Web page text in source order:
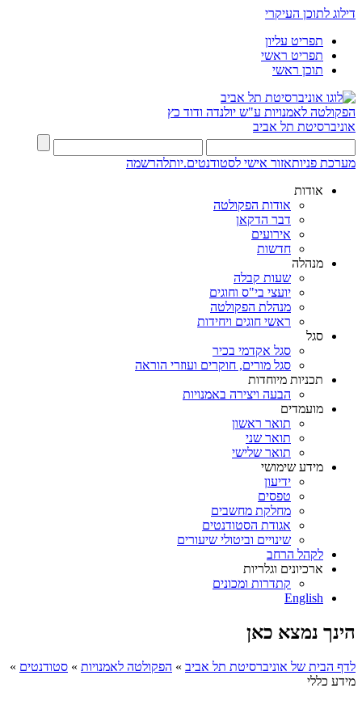
דילוג לתוכן העיקרי
תפריט עליון
תפריט ראשי
תוכן ראשי
הפקולטה לאמנויות ע"ש יולנדה ודוד כץ
אוניברסיטת תל אביב
מערכת פניותאזור אישי לסטודנטים.יותלהרשמה
אודות
אודות הפקולטה
דבר הדקאן
אירועים
חדשות
מנהלה
שעות קבלה
יועצי בי"ס וחוגים
מנהלת הפקולטה
ראשי חוגים ויחידות
סגל
סגל אקדמי בכיר
סגל מורים, חוקרים ועוזרי הוראה
תכניות מיוחדות
הבעה ויצירה באמנויות
מועמדים
תואר ראשון
תואר שני
תואר שלישי
מידע שימושי
ידיעון
טפסים
מחלקת מחשבים
אגודת הסטודנטים
שינויים וביטולי שיעורים
לקהל הרחב
ארכיונים וגלריות
קתדרות ומכונים
English
הינך נמצא כאן
לדף הבית של אוניברסיטת תל אביב » הפקולטה לאמנויות » סטודנטים »
מידע כללי